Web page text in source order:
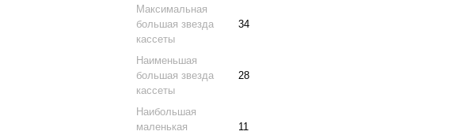
Максимальная
большая звезда
кассеты
34
Наименьшая
большая звезда
кассеты
28
Наибольшая
маленькая
11